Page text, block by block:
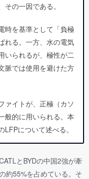
の一因である。
時を基準として「負極
れる。一方、水の電気
いられるが、極性が二
脈では使用を避けた方
ァイトが、正極（カソ
般的に用いられる。本
について述べる。
とBYDの中国2強が牽
約55%を占めている。そ